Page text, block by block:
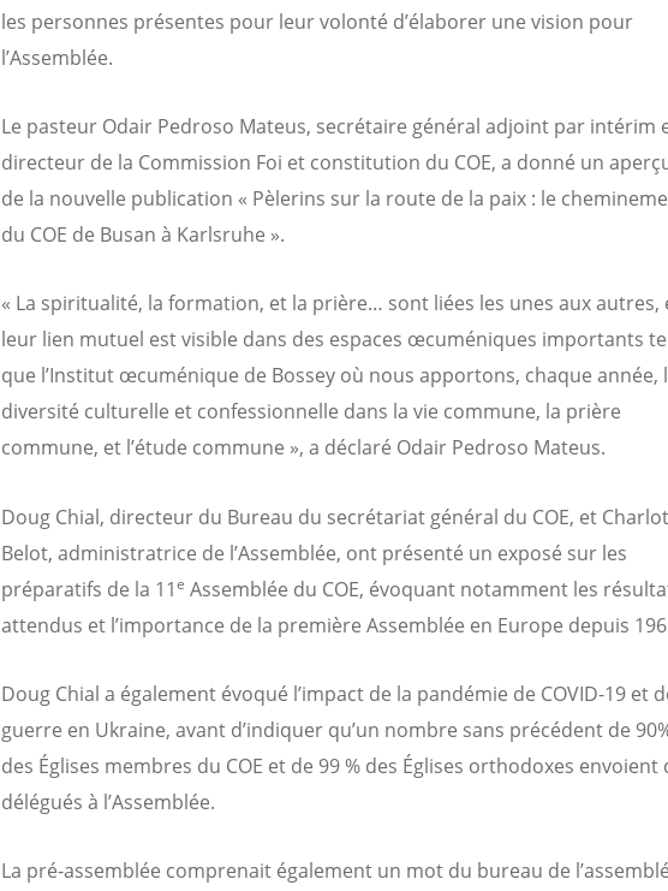
les personnes présentes pour leur volonté d’élaborer une vision pour
l’Assemblée.
Le pasteur Odair Pedroso Mateus, secrétaire général adjoint par intérim
directeur de la Commission Foi et constitution du COE, a donné un
de la nouvelle publication « Pèlerins sur la route de la paix : le
du COE de Busan à Karlsruhe ».
« La spiritualité, la formation, et la prière… sont liées les unes aux autres,
leur lien mutuel est visible dans des espaces œcuméniques importants
que l’Institut œcuménique de Bossey où nous apportons, chaque année,
diversité culturelle et confessionnelle dans la vie commune, la prière
commune, et l’étude commune », a déclaré Odair Pedroso Mateus.
Doug Chial, directeur du Bureau du secrétariat général du COE, et
Belot, administratrice de l’Assemblée, ont présenté un exposé sur les
préparatifs de la 11e Assemblée du COE, évoquant notamment les
attendus et l’importance de la première Assemblée en Europe depuis
Doug Chial a également évoqué l’impact de la pandémie de COVID-19 et
guerre en Ukraine, avant d’indiquer qu’un nombre sans précédent de
des Églises membres du COE et de 99 % des Églises orthodoxes envoient
délégués à l’Assemblée.
La pré-assemblée comprenait également un mot du bureau de